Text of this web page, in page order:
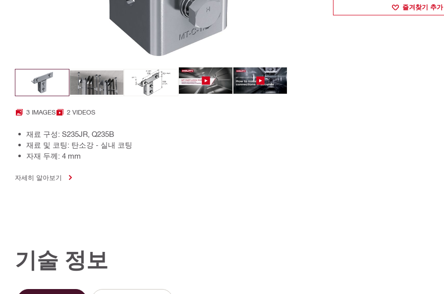
3 IMAGES 2 VIDEOS
재료 구성: S235JR, Q235B
재료 및 코팅: 탄소강 - 실내 코팅
자재 두께: 4 mm
자세히 알아보기
즐겨찾기 추가
기술 정보